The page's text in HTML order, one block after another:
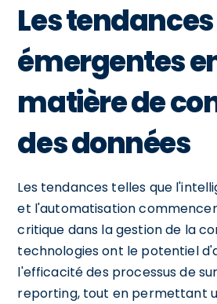
Les tendances
émergentes
matière de
des données
Les tendances telles que
et l'automatisation
critique dans la gestion de la
technologies ont le potentiel
l'efficacité des processus de
reporting, tout en permettant